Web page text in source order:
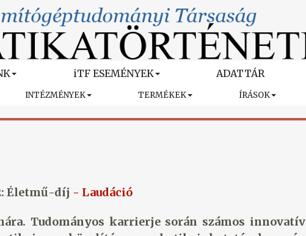
iTF ESEMÉNYEK ADATTÁR
INTÉZMÉNYEK TERMÉKEK ÍRÁSOK
Életmű-díj - Laudáció
Tudományos karrierje során számos innovatív